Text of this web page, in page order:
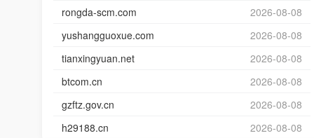
rongda-scm.com
2026-08-08
yushangguoxue.com
2026-08-08
tianxingyuan.net
2026-08-08
btcom.cn
2026-08-08
gzftz.gov.cn
2026-08-08
h29188.cn
2026-08-08